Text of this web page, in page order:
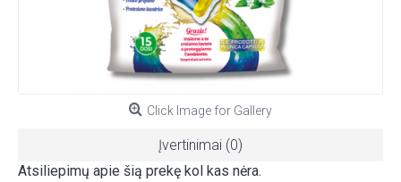
Click Image for Gallery
Įvertinimai (0)
Atsiliepimų apie šią prekę kol kas nėra.